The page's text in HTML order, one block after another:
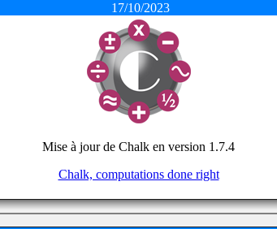
17/10/2023
Mise à jour de Chalk en version 1.7.4
Chalk, computations done right